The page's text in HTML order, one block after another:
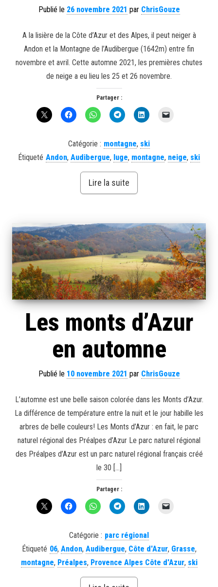
Publié le 26 novembre 2021 par ChrisGouze
A la lisière de la Côte d’Azur et des Alpes, il peut neiger à
Andon et la Montagne de l’Audibergue (1642m) entre fin
novembre et avril. Cette automne 2021, les premières chutes
de neige a eu lieu les 25 et 26 novembre.
Partager :
Catégorie : montagne, ski
Étiqueté Andon, Audibergue, luge, montagne, neige, ski
Lire la suite
Les monts d’Azur
en automne
Publié le 10 novembre 2021 par ChrisGouze
L’automne est une belle saison colorée dans les Monts d’Azur.
La différence de température entre la nuit et le jour habille les
arbres de belle couleurs! Les Monts d’Azur : en fait, le parc
naturel régional des Préalpes d’Azur Le parc naturel régional
des Préalpes d’Azur est un parc naturel régional français créé
le 30 […]
Partager :
Catégorie : parc régional
Étiqueté 06, Andon, Audibergue, Côte d'Azur, Grasse,
montagne, Préalpes, Provence Alpes Côte d'Azur, ski